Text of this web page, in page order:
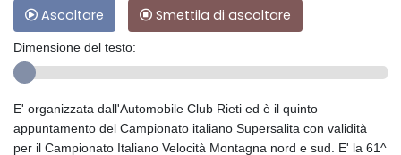
Ascoltare Smettila di ascoltare
Dimensione del testo:
E' organizzata dall'Automobile Club Rieti ed è il quinto
appuntamento del Campionato italiano Supersalita con validità
per il Campionato Italiano Velocità Montagna nord e sud. E' la 61^